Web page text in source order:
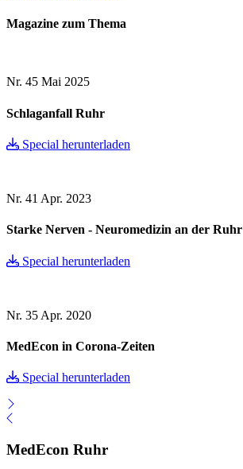
Magazine zum Thema
Nr. 45 Mai 2025
Schlaganfall Ruhr
Special herunterladen
Nr. 41 Apr. 2023
Starke Nerven - Neuromedizin an der Ruhr
Special herunterladen
Nr. 35 Apr. 2020
MedEcon in Corona-Zeiten
Special herunterladen
MedEcon Ruhr